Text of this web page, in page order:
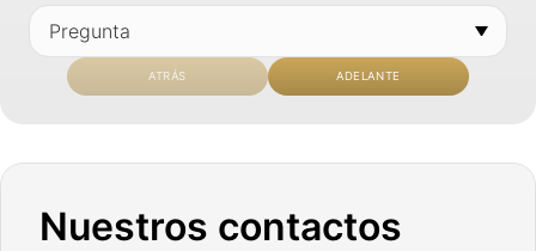
ATRÁS ADELANTE
Nuestros contactos